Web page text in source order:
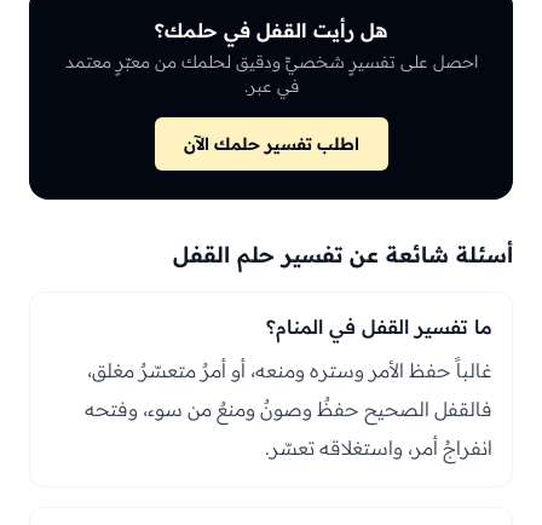
هل رأيت القفل في حلمك؟
احصل على تفسيرٍ شخصيٍّ ودقيق لحلمك من معبّرٍ معتمد
في عبر.
اطلب تفسير حلمك الآن
أسئلة شائعة عن تفسير حلم القفل
ما تفسير القفل في المنام؟
غالباً حفظ الأمر وستره ومنعه، أو أمرٌ متعسّرٌ مغلق،
فالقفل الصحيح حفظٌ وصونٌ ومنعٌ من سوء، وفتحه
انفراجُ أمر، واستغلاقه تعسّر.